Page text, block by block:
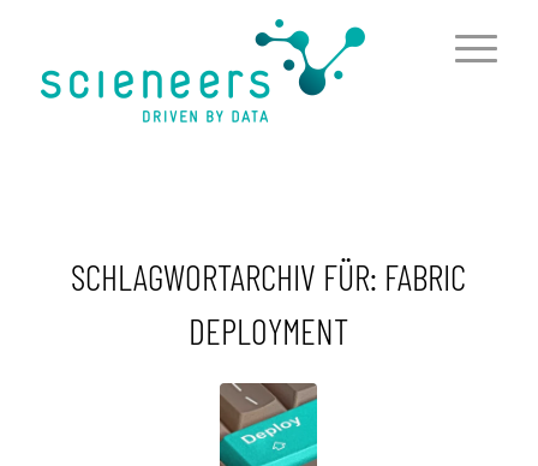
SCHLAGWORTARCHIV FÜR: FABRIC
DEPLOYMENT